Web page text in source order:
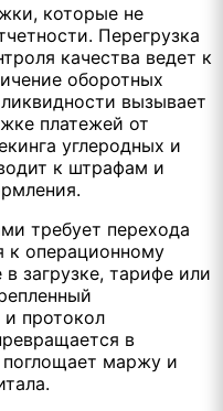
которые не
Перегрузка
качества ведет к
оборотных
вызывает
платежей от
углеродных и
к штрафам и
требует перехода
к операционному
загрузке, тарифе или
и протокол
в
маржу и